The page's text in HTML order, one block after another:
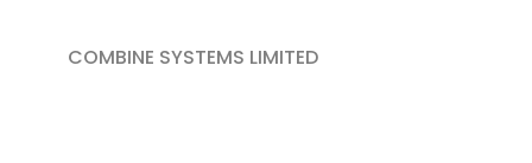
COMBINE SYSTEMS LIMITED